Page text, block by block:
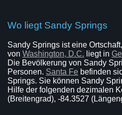
Wo liegt Sandy Springs
Sandy Springs ist eine
von Washington, D.C. liegt in
Die Bevölkerung von Sandy
Personen. Santa Fe befinden
Springs. Sie können Sandy
Hilfe der folgenden dezimalen
(Breitengrad), -84.3527